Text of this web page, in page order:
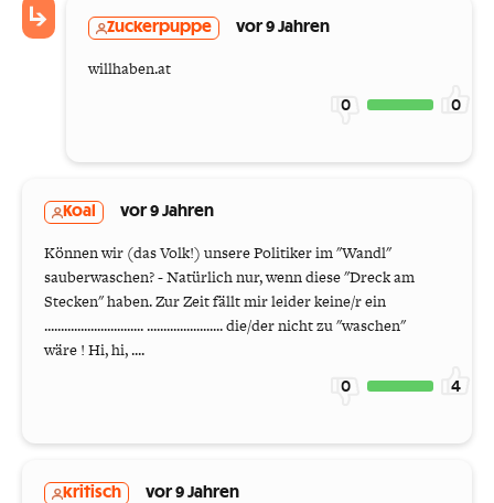
Zuckerpuppe vor 9 Jahren
willhaben.at
0 0
Koal vor 9 Jahren
Können wir (das Volk!) unsere Politiker im "Wandl"
sauberwaschen? - Natürlich nur, wenn diese "Dreck am
Stecken" haben. Zur Zeit fällt mir leider keine/r ein
.............................. ....................... die/der nicht zu "waschen"
wäre ! Hi, hi, ....
0 4
kritisch vor 9 Jahren